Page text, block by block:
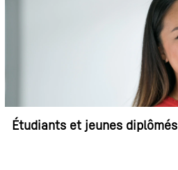
Étudiants et jeunes diplômés